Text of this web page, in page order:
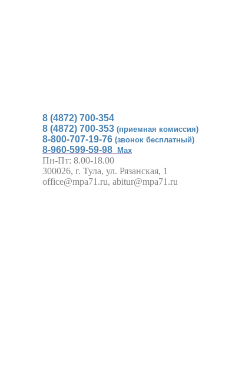
8 (4872) 700-354
8 (4872) 700-353 (приемная комиссия)
8-800-707-19-76 (звонок бесплатный)
8-960-599-59-98 Max
Пн-Пт: 8.00-18.00
300026, г. Тула, ул. Рязанская, 1
office@mpa71.ru, abitur@mpa71.ru